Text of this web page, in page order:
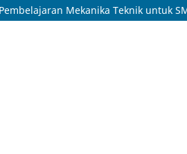
Mekanika Teknik untuk